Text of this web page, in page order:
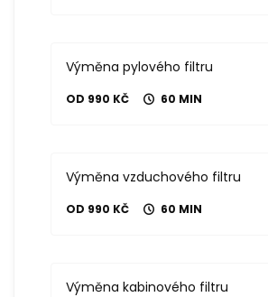
Výměna pylového filtru
OD 990 KČ 60 MIN
Výměna vzduchového filtru
OD 990 KČ 60 MIN
Výměna kabinového filtru